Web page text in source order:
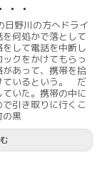
・
野川の方へドライ
何処かで落として
して電話を中断し
クをかけてもらっ
あって、携帯を拾
ているという。 だ
いた。携帯の中に
引き取りに行くこ
の黒